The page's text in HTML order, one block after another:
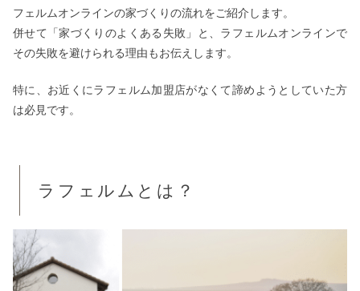
フェルムオンラインの家づくりの流れをご紹介します。
併せて「家づくりのよくある失敗」と、ラフェルムオンラインで
その失敗を避けられる理由もお伝えします。
特に、お近くにラフェルム加盟店がなくて諦めようとしていた方
は必見です。
ラフェルムとは？